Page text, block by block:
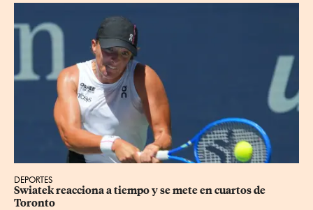
DEPORTES
Swiatek reacciona a tiempo y se mete en cuartos de
Toronto